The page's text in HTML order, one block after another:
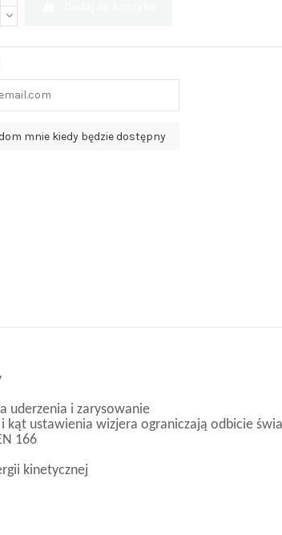
uderzenia i zarysowanie
kąt ustawienia wizjera ograniczają odbicie
166
kinetycznej